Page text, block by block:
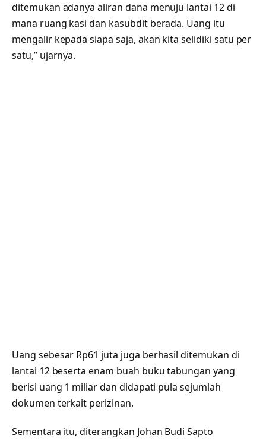
ditemukan adanya aliran dana menuju lantai 12 di
mana ruang kasi dan kasubdit berada. Uang itu
mengalir kepada siapa saja, akan kita selidiki satu per
satu,” ujarnya.
Uang sebesar Rp61 juta juga berhasil ditemukan di
lantai 12 beserta enam buah buku tabungan yang
berisi uang 1 miliar dan didapati pula sejumlah
dokumen terkait perizinan.
Sementara itu, diterangkan Johan Budi Sapto